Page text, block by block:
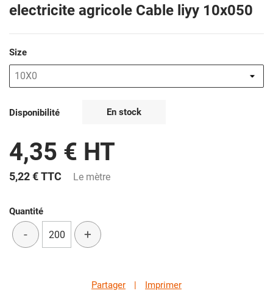
electricite agricole Cable liyy 10x050
Size
Disponibilité En stock
4,35 € HT
5,22 €TTC Le mètre
Quantité
- +
Partager | Imprimer